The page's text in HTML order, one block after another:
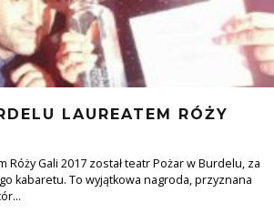
LAUREATEM RÓŻY
Róży Gali 2017 został teatr Pożar w Burdelu, za
kabaretu. To wyjątkowa nagroda, przyznana
...